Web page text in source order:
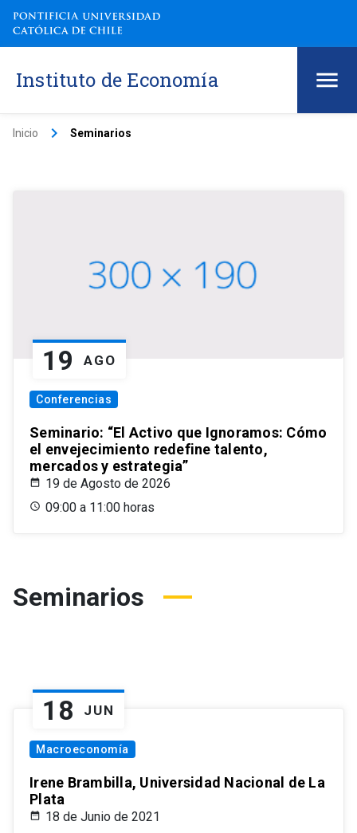
Instituto de Economía
Inicio keyboard_arrow_right Seminarios
19 AGO
Conferencias
Seminario: “El Activo que Ignoramos: Cómo
el envejecimiento redefine talento,
mercados y estrategia”
19 de Agosto de 2026
09:00 a 11:00 horas
Seminarios
18 JUN
Macroeconomía
Irene Brambilla, Universidad Nacional de La
Plata
18 de Junio de 2021